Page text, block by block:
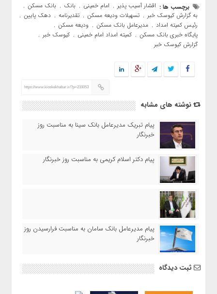
برچسب ها : اقشار آسیب پذیر , امام خمینی , بانک , بانک مسکن ,
به گزارش کیوسک خبر , تسهیلات ودیعه مسکن , تقدیرنامه , دهک پایین ,
رئیس کمیته امداد , مدیرعامل بانک مسکن , ودیعه مسکن ,
پایگاه خبری بانک مسکن , کمیته امداد امام خمینی , کیوسک خبر ,
گزارش کیوسک خبر
https://www.kioskekhabar.ir/?p=210053
نوشته های مشابه
پیام تبریک مدیرعامل بانک سینا به مناسبت روز
خبرنگار
پیام دکتر اسلام کریمی به مناسبت روز خبرنگار
پیام مدیرعامل بانک سامان به مناسبت فرارسیدن روز
خبرنگار
ثبت دیدگاه